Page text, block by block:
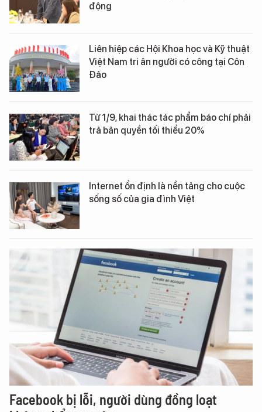
động
Liên hiệp các Hội Khoa học và Kỹ thuật
Việt Nam tri ân người có công tại Côn
Đảo
Từ 1/9, khai thác tác phẩm báo chí phải
trả bản quyền tối thiểu 20%
Internet ổn định là nền tảng cho cuộc
sống số của gia đình Việt
Facebook bị lỗi, người dùng đồng loạt